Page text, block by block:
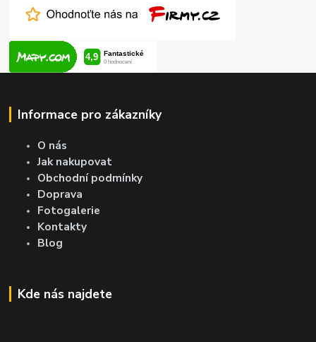
Informace pro zákazníky
O nás
Jak nakupovat
Obchodní podmínky
Doprava
Fotogalerie
Kontakty
Blog
Kde nás najdete